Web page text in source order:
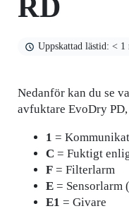
RD
Uppskattad lästid: <
Nedanför kan du se
avfuktare EvoDry
1 =
C = Fuktigt
F = Filterlarm
E = Sensorlarm
E1 = Givare